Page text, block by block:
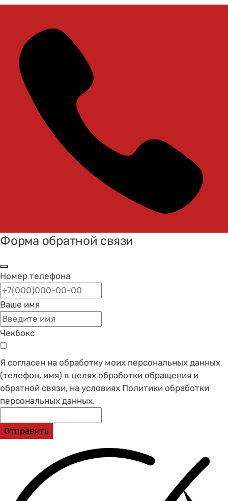
Форма обратной связи
Номер телефона
Ваше имя
Чекбокс
Я согласен на обработку моих персональных данных
(телефон, имя) в целях обработки обращения и
обратной связи, на условиях Политики обработки
персональных данных.
Отправить